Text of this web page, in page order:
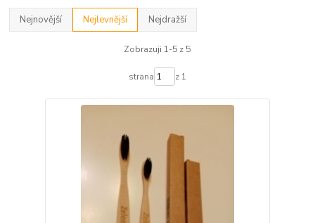
Nejnovější Nejlevnější Nejdražší
Zobrazuji 1-5 z 5
strana z 1